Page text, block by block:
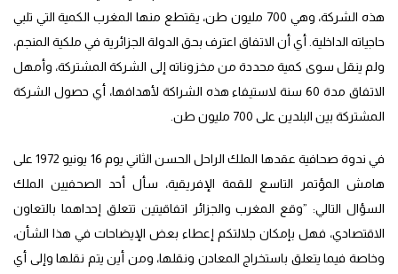
هذه الشركة، وهي 700 مليون طن، يقتطع منها المغرب الكمية التي تلبي
حاجياته الداخلية. أي أن الاتفاق اعترف بحق الدولة الجزائرية في ملكية المنجم،
ولم ينقل سوى كمية محددة من مخزوناته إلى الشركة المشتركة، وأمهل
الاتفاق مدة 60 سنة لاستيفاء هذه الشراكة لأهدافها، أي حصول الشركة
المشتركة بين البلدين على 700 مليون طن.
في ندوة صحافية عقدها الملك الراحل الحسن الثاني يوم 16 يونيو 1972 على
هامش المؤتمر التاسع للقمة الإفريقية، سأل أحد الصحفيين الملك
السؤال التالي: ”وقع المغرب والجزائر اتفاقيتين تتعلق إحداهما بالتعاون
الاقتصادي، فهل بإمكان جلالتكم إعطاء بعض الإيضاحات في هذا الشأن،
وخاصة فيما يتعلق باستخراج المعادن ونقلها، ومن أين يتم نقلها وإلى أي